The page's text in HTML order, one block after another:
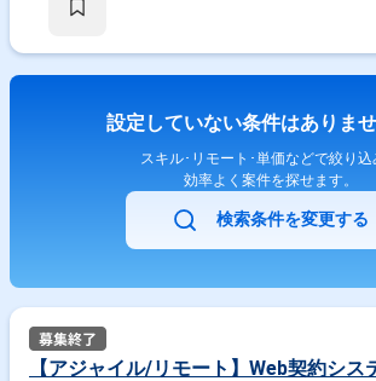
設定していない条件はありま
スキル･リモート･単価などで絞り込
効率よく案件を探せます。
検索条件を変更する
【アジャイル/リモート】Web契約シス